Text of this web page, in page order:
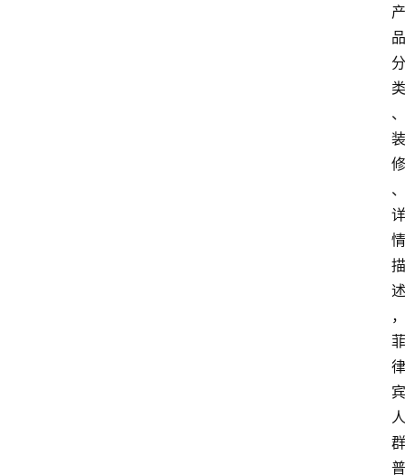
产
品
分
类
、
装
修
、
详
情
描
述
，
菲
律
宾
人
群
普